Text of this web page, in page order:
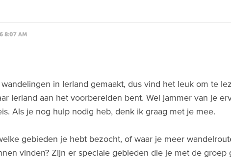
8:07 AM
in Ierland gemaakt, dus vind het leuk om te
Ierland aan het voorbereiden bent. Wel jammer van je
Als je nog hulp nodig heb, denk ik graag met je mee.
gebieden je hebt bezocht, of waar je meer
vinden? Zijn er speciale gebieden die je met de groep